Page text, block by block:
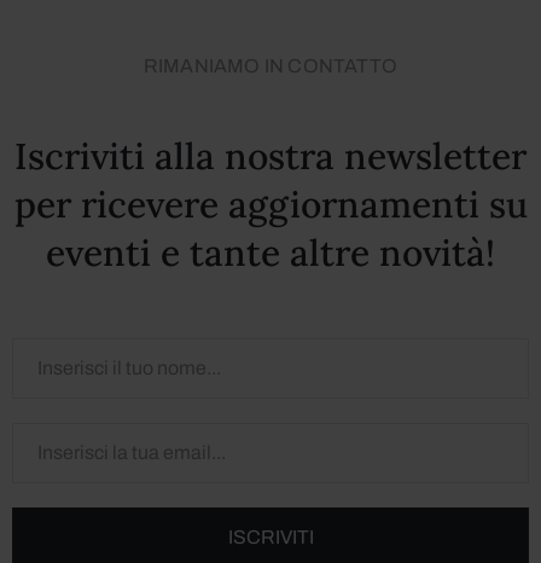
RIMANIAMO IN CONTATTO
Iscriviti alla nostra newsletter
per ricevere aggiornamenti su
eventi e tante altre novità!